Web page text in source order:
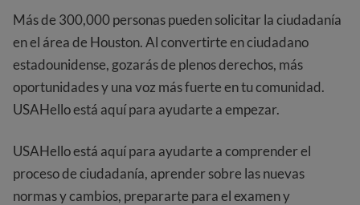
Más de 300,000 personas pueden solicitar la ciudadanía
en el área de Houston. Al convertirte en ciudadano
estadounidense, gozarás de plenos derechos, más
oportunidades y una voz más fuerte en tu comunidad.
USAHello está aquí para ayudarte a empezar.
USAHello está aquí para ayudarte a comprender el
proceso de ciudadanía, aprender sobre las nuevas
normas y cambios, prepararte para el examen y